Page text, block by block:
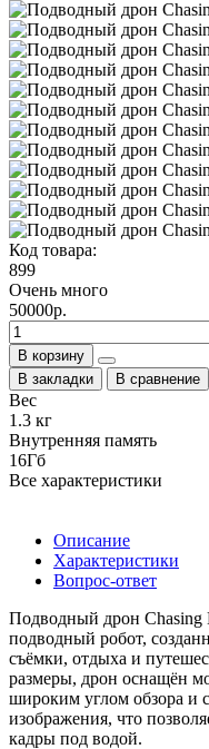
Код товара:
899
Очень много
50000р.
В корзину
В закладки
В сравнение
Вес
1.3 кг
Внутренняя память
16Гб
Все характеристики
Описание
Характеристики
Вопрос-ответ
Подводный дрон
подводный робот,
съёмки, отдыха и
размеры, дрон оснащён
широким углом обзора и
изображения, что
кадры под водой.